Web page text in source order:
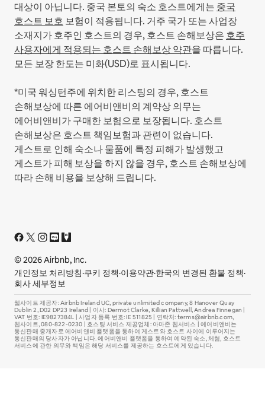
대상이 아닙니다. 중국 본토의 숙소 호스트에게는 중국
호스트 보호 보험이 적용됩니다. 거주 국가 또는 사업장
소재지가 호주인 호스트의 경우, 호스트 손해보상은 호주
사용자에게 적용되는 호스트 손해보상 약관을 따릅니다.
모든 보장 한도는 미화(USD)로 표시됩니다.
*미국 워싱턴주에 위치한 리스팅의 경우, 호스트
손해보상에 따른 에어비앤비의 계약상 의무는
에어비앤비가 구매한 보험으로 보장됩니다. 호스트
손해보상은 호스트 책임보험과 관련이 없습니다.
게스트로 인해 숙소나 물품에 특정 피해가 발생했고
게스트가 피해 보상을 하지 않을 경우, 호스트 손해보상에
따라 손해 비용을 보상해 드립니다.
© 2026 Airbnb, Inc.
개인정보 처리방침·쿠키 정책·이용약관·한국의 변경된 환불 정책·
회사 세부정보
웹사이트 제공자: Airbnb Ireland UC, private unlimited company, 8 Hanover Quay
Dublin 2, D02 DP23 Ireland | 이사: Dermot Clarke, Killian Pattwell, Andrea Finnegan |
VAT 번호: IE9827384L | 사업자 등록 번호: IE 511825 | 연락처: terms@airbnb.com,
웹사이트, 080-822-0230 | 호스팅 서비스 제공업체: 아마존 웹서비스 | 에어비앤비는
통신판매 중개자로 에어비앤비 플랫폼을 통하여 게스트와 호스트 사이에 이루어지는
통신판매의 당사자가 아닙니다. 에어비앤비 플랫폼을 통하여 예약된 숙소, 체험, 호스트
서비스에 관한 의무와 책임은 해당 서비스를 제공하는 호스트에게 있습니다.